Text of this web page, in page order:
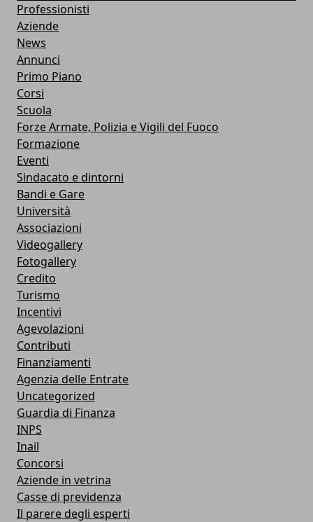
Professionisti
Aziende
News
Annunci
Primo Piano
Corsi
Scuola
Forze Armate, Polizia e Vigili del Fuoco
Formazione
Eventi
Sindacato e dintorni
Bandi e Gare
Università
Associazioni
Videogallery
Fotogallery
Credito
Turismo
Incentivi
Agevolazioni
Contributi
Finanziamenti
Agenzia delle Entrate
Uncategorized
Guardia di Finanza
INPS
Inail
Concorsi
Aziende in vetrina
Casse di previdenza
Il parere degli esperti